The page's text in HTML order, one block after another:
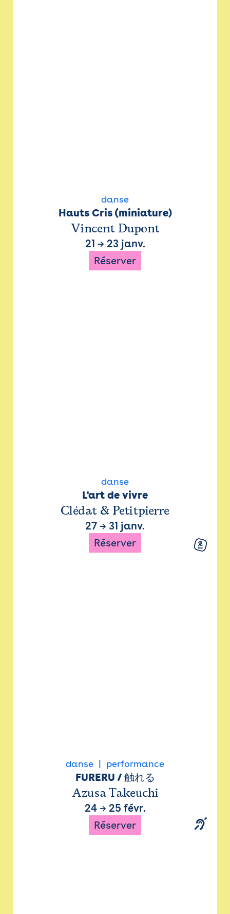
danse
Hauts Cris (miniature)
Vincent Dupont
21 → 23 janv.
Réserver
danse
L'art de vivre
Clédat & Petitpierre
27 → 31 janv.
Réserver
danse performance
FURERU / 触れる
Azusa Takeuchi
24→ 25 févr.
Réserver